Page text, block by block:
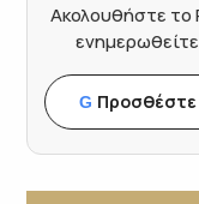
Ακολουθήστε το
G Προσθέστε